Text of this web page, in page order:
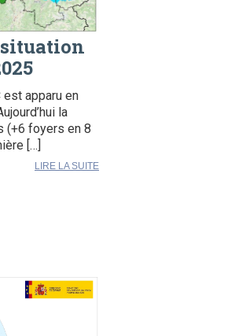
situation
apparu en
la
(+6 foyers en 8
[…]
LIRE LA SUITE